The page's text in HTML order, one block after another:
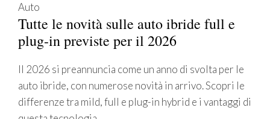
Auto
Tutte le novità sulle auto ibride full e
plug-in previste per il 2026
Il 2026 si preannuncia come un anno di svolta per le
auto ibride, con numerose novità in arrivo. Scopri le
differenze tra mild, full e plug-in hybrid e i vantaggi di